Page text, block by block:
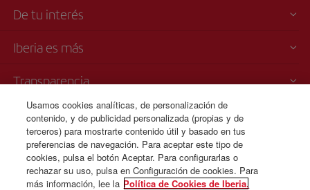
De tu interés
Iberia es más
Transparencia
Venta telefónica
+32 0 2 585 51 98
Lunes a domingo 09:00 - 20:00 horas (francés). Lunes a domingo
00:00 - 24:00 horas (español e inglés).
Usamos cookies analíticas, de personalización de
contenido, y de publicidad personalizada (propias y de
terceros) para mostrarte contenido útil y basado en tus
preferencias de navegación. Para aceptar este tipo de
cookies, pulsa el botón Aceptar. Para configurarlas o
rechazar su uso, pulsa en Configuración de cookies. Para
más información, lee la Política de Cookies de Iberia.